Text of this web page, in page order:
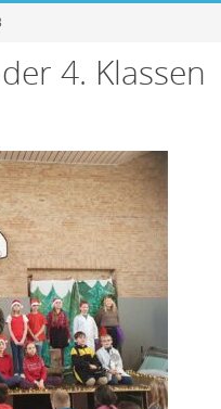
4. Klassen